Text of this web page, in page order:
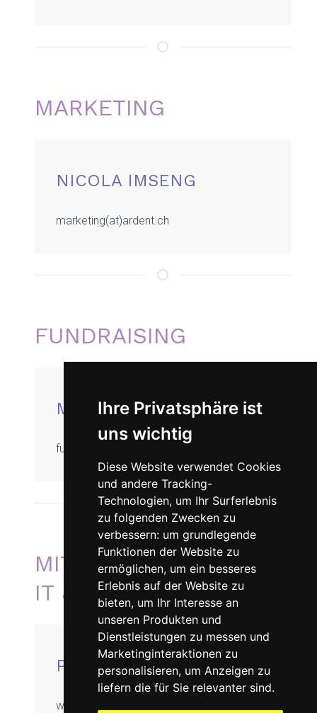
Ihre Privatsphäre ist
uns wichtig
Diese Website verwendet Cookies
und andere Tracking-
Technologien, um Ihr Surferlebnis
zu folgenden Zwecken zu
verbessern: um grundlegende
Funktionen der Website zu
ermöglichen, um ein besseres
Erlebnis auf der Website zu
bieten, um Ihr Interesse an
unseren Produkten und
Dienstleistungen zu messen und
Marketinginteraktionen zu
personalisieren, um Anzeigen zu
liefern die für Sie relevanter sind.
MARKETING
NICOLA IMSENG
marketing(at)ardent.ch
FUNDRAISING
MATTHIAS MARBOT
fundraising(at)ardent.ch
IT & TICKETING
PASCAL JERNEY
webmaster(at)ardent.ch